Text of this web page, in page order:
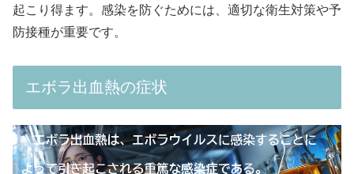
起こり得ます。感染を防ぐためには、適切な衛生対策や予
防接種が重要です。
エボラ出血熱の症状